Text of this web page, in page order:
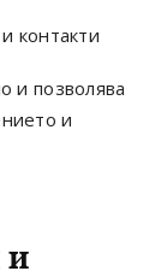
контакти
и позволява
и
и